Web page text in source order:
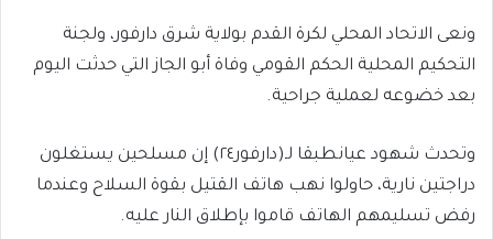
ونعى الاتحاد المحلي لكرة القدم بولاية شرق دارفور، ولجنة
التحكيم المحلية الحكم القومي وفاة أبو الجاز التي حدثت اليوم
بعد خضوعه لعملية جراحية.
وتحدث شهود عيانطبقا لـ(دارفور٢٤) إن مسلحين يستغلون
دراجتين نارية، حاولوا نهب هاتف القتيل بقوة السلاح وعندما
رفض تسليمهم الهاتف قاموا بإطلاق النار عليه.